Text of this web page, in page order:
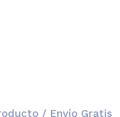
/ Envío Gratis